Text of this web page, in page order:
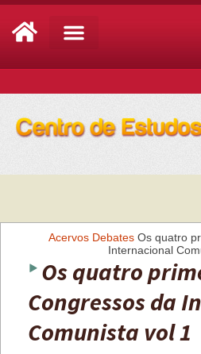
Acervos Debates Os quatro
Internacional
Os quatro
Congressos da
Comunista vol 1